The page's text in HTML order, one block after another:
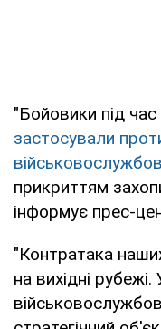
"Бойовики під
застосували
прикриттям
інформує прес-
"Контратака
на вихідні рубежі.